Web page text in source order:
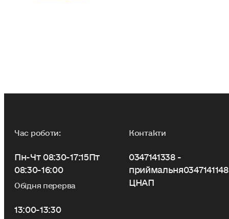
Час роботи:
Пн-Чт 08:30-17:15Пт
08:30-16:00
Обідня перерва
13:00-13:30
Контакти
0347141338 -
приймальня
ЦНАП